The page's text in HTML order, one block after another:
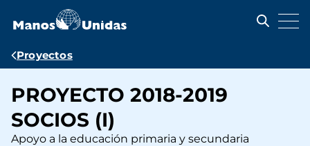
contenido
Ruta
navegación
Proyectos
PROYECTO 2018-2019
SOCIOS (I)
Apoyo a la educación primaria y secundaria